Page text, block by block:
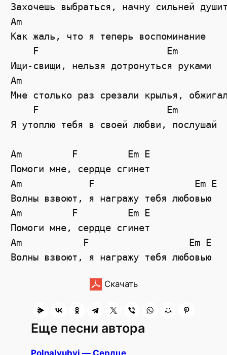
Захочешь выбраться, начну сильней
Am
Как жаль, что я теперь воспоминание
    F                       Em
Ищи-свищи, нельзя дотронуться руками
Am
Мне столько раз срезали крылья,
    F                       Em
Я утоплю тебя в своей любви, послушай
Am         F         Em E
Помоги мне, сердце сгинет
Am            F                  Em E
Волны взвоют, я награжу тебя любовью
Am         F         Em E
Помоги мне, сердце сгинет
Am           F                  Em E
Скачать
Еще песни автора
Polnalyubvi — Сердце